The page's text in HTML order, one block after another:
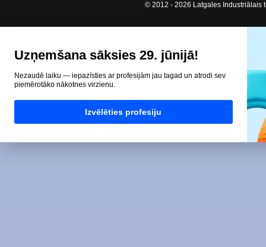
© 2012 - 2026 Latgales Industriālais
Uzņemšana sāksies 29. jūnijā!
Nezaudē laiku — iepazīsties ar profesijām jau tagad un atrodi sev
piemērotāko nākotnes virzienu.
Izvēlēties profesiju